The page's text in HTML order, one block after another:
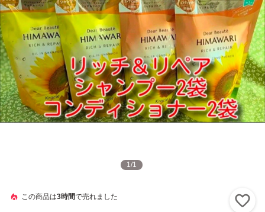
1/1
この商品は3時間で売れました